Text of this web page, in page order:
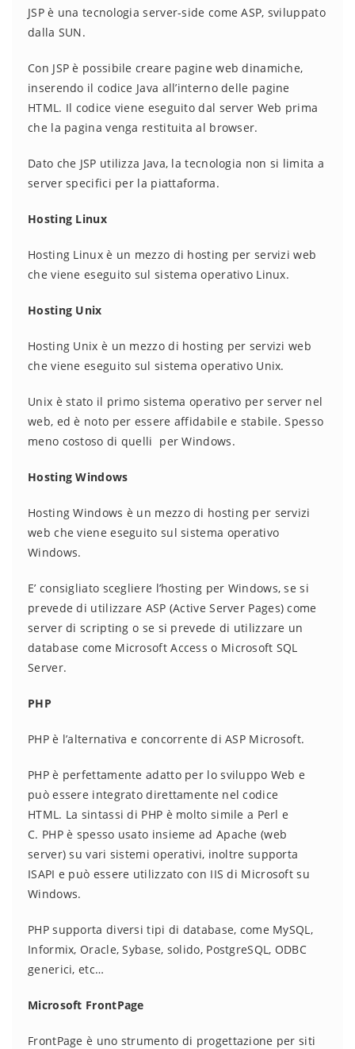
JSP è una tecnologia server-side come ASP, sviluppato
dalla SUN.
Con JSP è possibile creare pagine web dinamiche,
inserendo il codice Java all’interno delle pagine
HTML. Il codice viene eseguito dal server Web prima
che la pagina venga restituita al browser.
Dato che JSP utilizza Java, la tecnologia non si limita a
server specifici per la piattaforma.
Hosting Linux
Hosting Linux è un mezzo di hosting per servizi web
che viene eseguito sul sistema operativo Linux.
Hosting Unix
Hosting Unix è un mezzo di hosting per servizi web
che viene eseguito sul sistema operativo Unix.
Unix è stato il primo sistema operativo per server nel
web, ed è noto per essere affidabile e stabile. Spesso
meno costoso di quelli per Windows.
Hosting Windows
Hosting Windows è un mezzo di hosting per servizi
web che viene eseguito sul sistema operativo
Windows.
E’ consigliato scegliere l’hosting per Windows, se si
prevede di utilizzare ASP (Active Server Pages) come
server di scripting o se si prevede di utilizzare un
database come Microsoft Access o Microsoft SQL
Server.
PHP
PHP è l’alternativa e concorrente di ASP Microsoft.
PHP è perfettamente adatto per lo sviluppo Web e
può essere integrato direttamente nel codice
HTML. La sintassi di PHP è molto simile a Perl e
C. PHP è spesso usato insieme ad Apache (web
server) su vari sistemi operativi, inoltre supporta
ISAPI e può essere utilizzato con IIS di Microsoft su
Windows.
PHP supporta diversi tipi di database, come MySQL,
Informix, Oracle, Sybase, solido, PostgreSQL, ODBC
generici, etc…
Microsoft FrontPage
FrontPage è uno strumento di progettazione per siti